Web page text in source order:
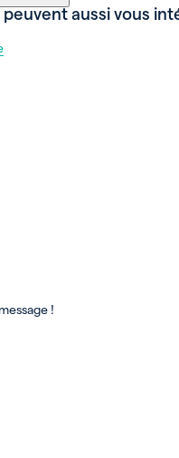
aussi vous
!